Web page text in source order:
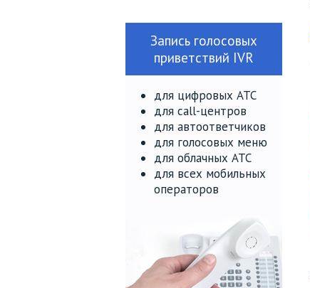
Запись голосовых
приветствий IVR
для цифровых АТС
для call-центров
для автоответчиков
для голосовых меню
для облачных АТС
для всех мобильных
операторов